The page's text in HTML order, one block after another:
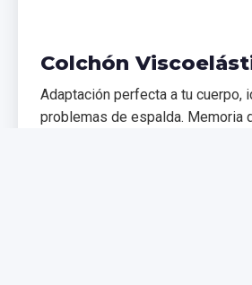
Colchón
Adaptación perfecta a tu cuerpo,
problemas de espalda. Memoria